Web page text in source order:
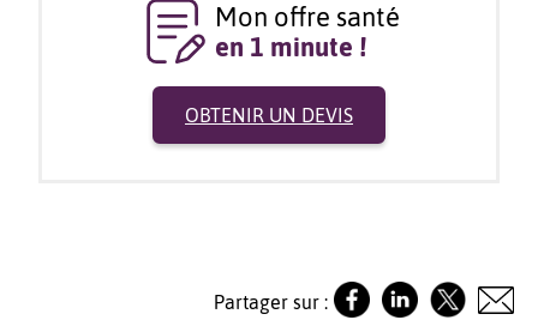
Mon offre santé
en 1 minute !
OBTENIR UN DEVIS
Partager sur :